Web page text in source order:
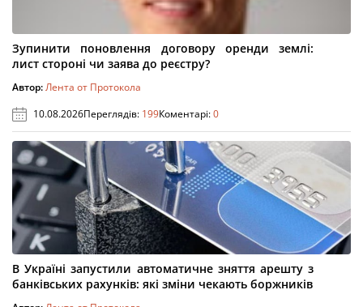
Зупинити поновлення договору оренди землі:
лист стороні чи заява до реєстру?
Автор:Лента от Протокола
10.08.2026Переглядів: 199Коментарі:0
В Україні запустили автоматичне зняття арешту з
банківських рахунків: які зміни чекають боржників